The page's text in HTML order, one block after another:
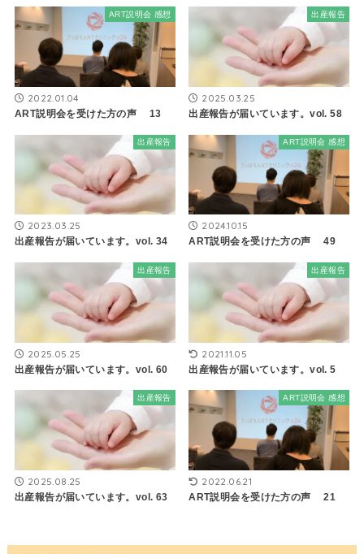
ART説明会 感想
2022.01.04
ART説明会を受けた方の声 13
出産報告
2025.03.25
出産報告が届いています。vol. 58
出産報告
2023.03.25
出産報告が届いています。vol. 34
ART説明会 感想
2024.10.15
ART説明会を受けた方の声 49
出産報告
2025.05.25
出産報告が届いています。vol. 60
出産報告
2021.11.05
出産報告が届いています。vol. 5
出産報告
2025.08.25
出産報告が届いています。vol. 63
ART説明会 感想
2022.06.21
ART説明会を受けた方の声 21